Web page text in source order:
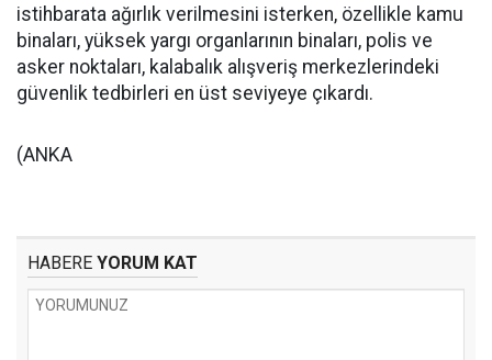
istihbarata ağırlık verilmesini isterken, özellikle kamu
binaları, yüksek yargı organlarının binaları, polis ve
asker noktaları, kalabalık alışveriş merkezlerindeki
güvenlik tedbirleri en üst seviyeye çıkardı.
(ANKA
HABERE YORUM KAT